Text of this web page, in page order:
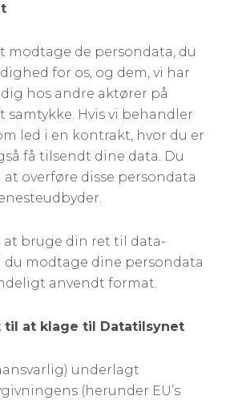
modtage de persondata, du
for os, og dem, vi har
hos andre aktører på
samtykke. Hvis vi behandler
led i en kontrakt, hvor du er
få tilsendt dine data. Du
overføre disse persondata
at bruge din ret til data-
modtage dine persondata
anvendt format.
til at klage til Datatilsynet
underlagt
(herunder EU’s